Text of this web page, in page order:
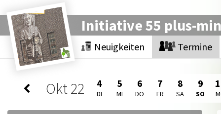
Initiative 55 plus-
Neuigkeiten Termine
Okt22 4
DI
5
MI
6
DO
7
FR
8
SA
9
SO